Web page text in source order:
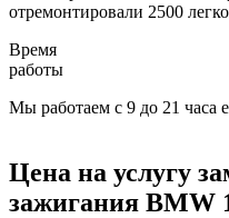
отремонтировали 2500
Время
работы
Мы работаем с 9 до 21 часа
Цена на услугу
зажигания BMW